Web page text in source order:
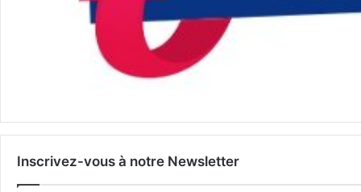
Inscrivez-vous à notre Newsletter